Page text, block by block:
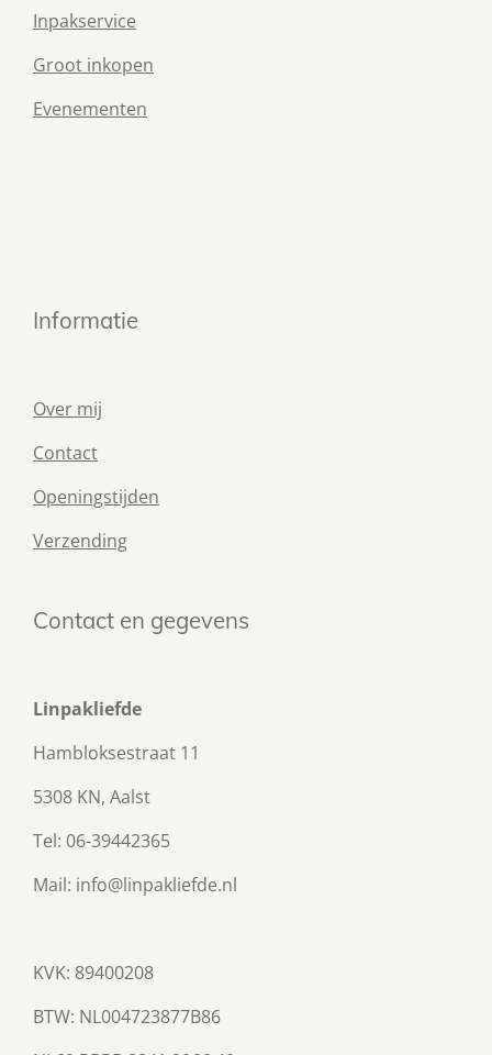
Inpakservice
Groot inkopen
Evenementen
Informatie
Over mij
Contact
Openingstijden
Verzending
Contact en gegevens
Linpakliefde
Hambloksestraat 11
5308 KN, Aalst
Tel: 06-39442365
Mail: info@linpakliefde.nl
KVK: 89400208
BTW: NL004723877B86